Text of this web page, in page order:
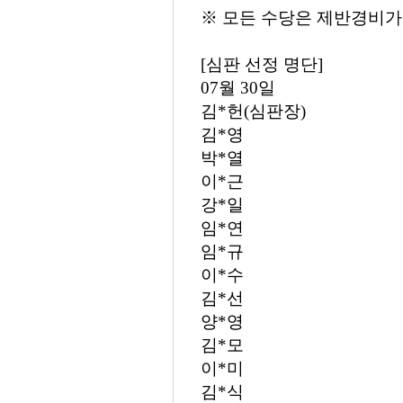
※ 모든 수당은 제반경비
[심판 선정 명단]
07월 30일
김*헌(심판장)
김*영
박*열
이*근
강*일
임*연
임*규
이*수
김*선
양*영
김*모
이*미
김*식